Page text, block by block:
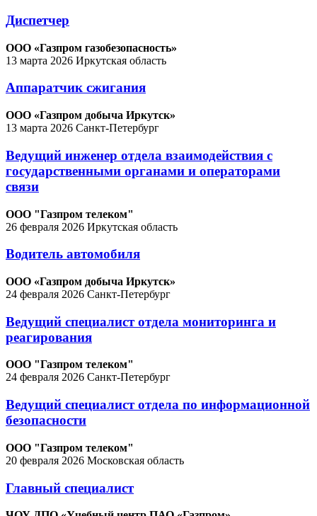
Диспетчер
ООО «Газпром газобезопасность»
13 марта 2026 Иркутская область
Аппаратчик сжигания
ООО «Газпром добыча Иркутск»
13 марта 2026 Санкт-Петербург
Ведущий инженер отдела взаимодействия с
государственными органами и операторами
связи
ООО "Газпром телеком"
26 февраля 2026 Иркутская область
Водитель автомобиля
ООО «Газпром добыча Иркутск»
24 февраля 2026 Санкт-Петербург
Ведущий специалист отдела мониторинга и
реагирования
ООО "Газпром телеком"
24 февраля 2026 Санкт-Петербург
Ведущий специалист отдела по информационной
безопасности
ООО "Газпром телеком"
20 февраля 2026 Московская область
Главный специалист